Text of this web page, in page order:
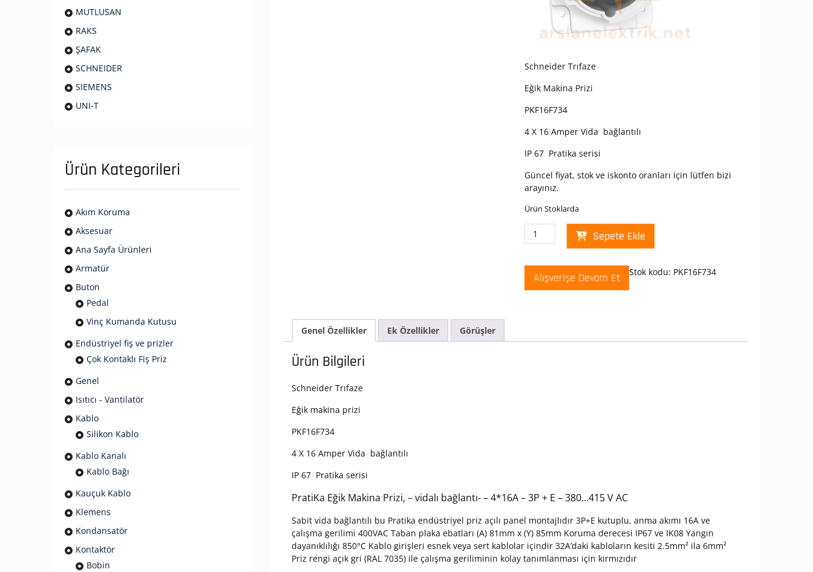
Schneider Trıfaze
Eğik Makina Prizi
PKF16F734
4 X 16 Amper Vida bağlantılı
IP 67 Pratika serisi
Güncel fiyat, stok ve iskonto oranları için lütfen bizi
arayınız.
Ürün Stoklarda
Schneider
PKF16F734
380-
415V
AC
IP67
Sepete Ekle
Alışverişe Devam Et Stok kodu: PKF16F734
Genel Özellikler Ek Özellikler Görüşler
Ürün Bilgileri
Schneider Trıfaze
Eğik makina prizi
PKF16F734
4 X 16 Amper Vida bağlantılı
IP 67 Pratika serisi
PratiKa Eğik Makina Prizi, – vidalı bağlantı- – 4*16A – 3P + E – 380…415 V AC
Sabit vida bağlantılı bu Pratika endüstriyel priz açılı panel montajlıdır 3P+E kutuplu, anma akımı 16A ve
çalışma gerilimi 400VAC Taban plaka ebatları (A) 81mm x (Y) 85mm Koruma derecesi IP67 ve IK08 Yangın
dayanıklılığı 850°C Kablo girişleri esnek veya sert kablolar içindir 32A’daki kabloların kesiti 2.5mm² ila 6mm²
Priz rengi açık gri (RAL 7035) ile çalışma geriliminin kolay tanımlanması için kırmızıdır
MUTLUSAN
RAKS
ŞAFAK
SCHNEIDER
SIEMENS
UNI-T
Ürün Kategorileri
Akım Koruma
Aksesuar
Ana Sayfa Ürünleri
Armatür
Buton
Pedal
Vinç Kumanda Kutusu
Endüstriyel fiş ve prizler
Çok Kontaklı Fiş Priz
Genel
Isıtıcı - Vantilatör
Kablo
Silikon Kablo
Kablo Kanalı
Kablo Bağı
Kauçuk Kablo
Klemens
Kondansatör
Kontaktör
Bobin